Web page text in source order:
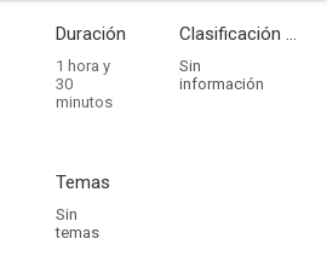
Duración
1 hora y
30
minutos
Clasificación por edades
Sin
información
Temas
Sin
temas